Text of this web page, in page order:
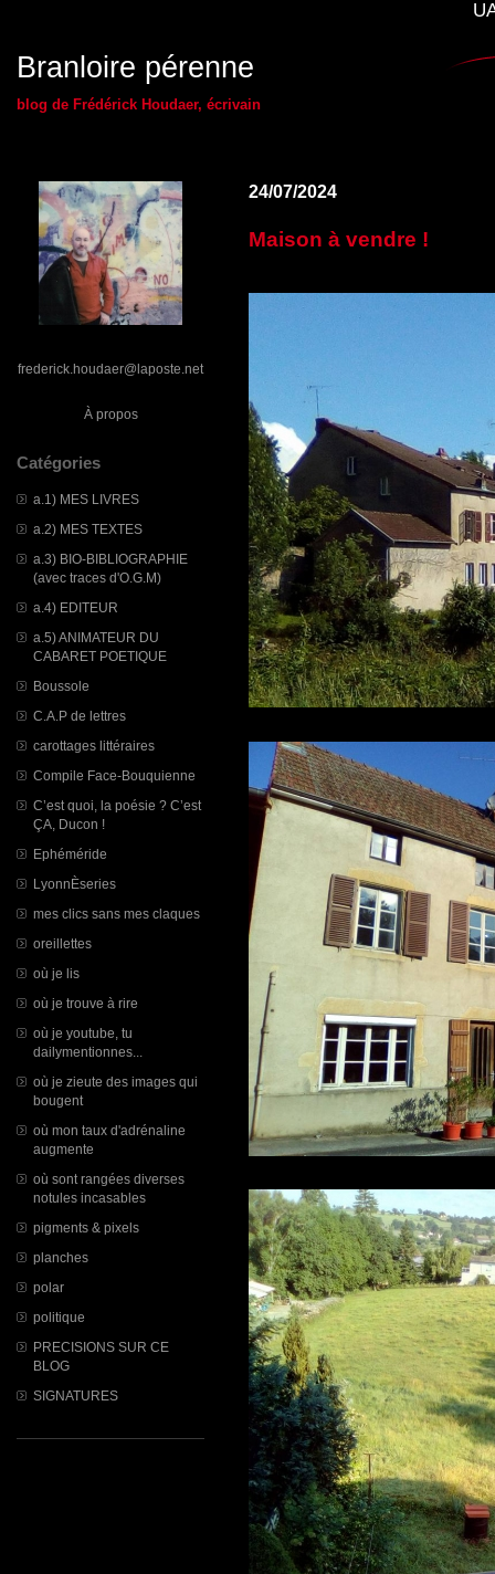
Branloire pérenne
blog de Frédérick Houdaer, écrivain
frederick.houdaer@laposte.net
À propos
Catégories
a.1) MES LIVRES
a.2) MES TEXTES
a.3) BIO-BIBLIOGRAPHIE
(avec traces d'O.G.M)
a.4) EDITEUR
a.5) ANIMATEUR DU
CABARET POETIQUE
Boussole
C.A.P de lettres
carottages littéraires
Compile Face-Bouquienne
C’est quoi, la poésie ? C’est
ÇA, Ducon !
Ephéméride
LyonnÈseries
mes clics sans mes claques
oreillettes
où je lis
où je trouve à rire
où je youtube, tu
dailymentionnes...
où je zieute des images qui
bougent
où mon taux d'adrénaline
augmente
où sont rangées diverses
notules incasables
pigments & pixels
planches
polar
politique
PRECISIONS SUR CE
BLOG
SIGNATURES
24/07/2024
Maison à vendre !